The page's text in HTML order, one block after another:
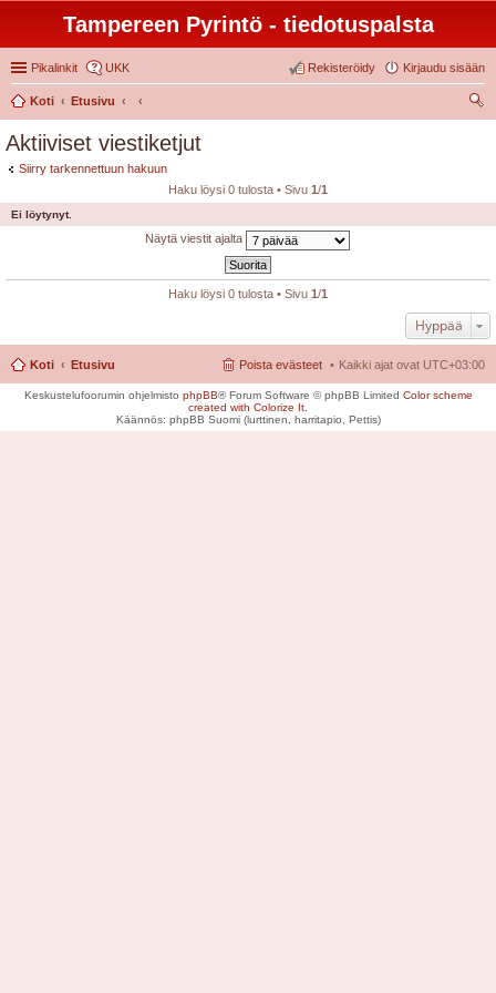
Tampereen Pyrintö - tiedotuspalsta
Pikalinkit UKK Kirjaudu sisään
Rekisteröidy
Koti
Etusivu
Aktiiviset viestiketjut
Siirry tarkennettuun hakuun
Haku löysi 0 tulosta • Sivu 1/1
Ei löytynyt.
Näytä viestit ajalta
Haku löysi 0 tulosta • Sivu 1/1
Hyppää
Koti Etusivu Kaikki ajat ovat UTC+03:00
Poista evästeet
Keskustelufoorumin ohjelmisto phpBB® Forum Software © phpBB Limited Color scheme
created with Colorize It
Käännös: phpBB Suomi (lurttinen, harritapio, Pettis)